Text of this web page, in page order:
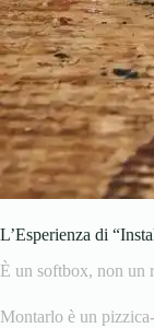
L’Esperienza di
È un softbox, non un
Montarlo è un